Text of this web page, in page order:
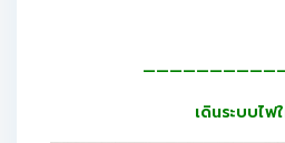
เดินระบบไฟ